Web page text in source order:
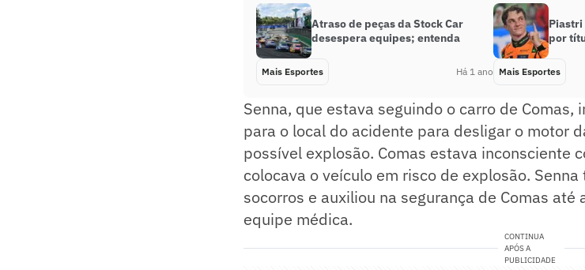
Atraso de peças da Stock Car
desespera equipes; entenda
Mais Esportes Há 1 ano
Piastri
por
Mais Esportes
Senna, que estava seguindo o carro de
para o local do acidente para desligar o motor
possível explosão. Comas estava inconsciente
colocava o veículo em risco de explosão.
socorros e auxiliou na segurança de Comas até
equipe médica.
CONTINUA
APÓS A
PUBLICIDADE